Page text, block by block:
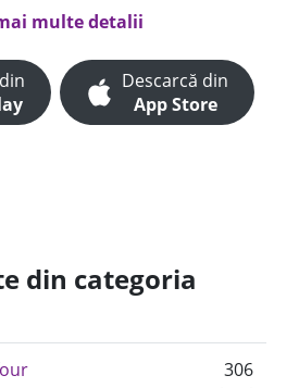
multe detalii
Descarcă din
App Store
din categoria
306